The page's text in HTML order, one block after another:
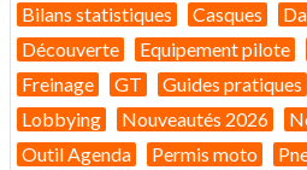
Bilans statistiques
Casques
Découverte
Equipement pilote
Freinage
GT Guides pratiques
Lobbying
Nouveautés 2026
Outil Agenda
Permis moto